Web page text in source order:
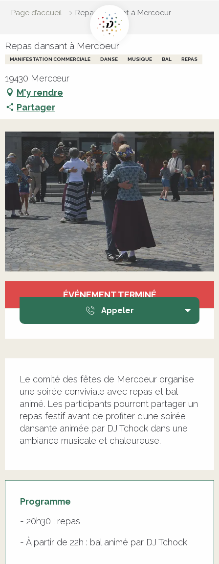
Page d’accueil Repas dansant à Mercoeur
Repas dansant à Mercoeur
MANIFESTATION COMMERCIALE DANSE MUSIQUE BAL REPAS
19430 Mercœur
M'y rendre
Partager
Ouverture et coordonnées
ÉVÉNEMENT TERMINÉ
Appeler
Le comité des fêtes de Mercoeur organise
une soirée conviviale avec repas et bal
animé. Les participants pourront partager un
repas festif avant de profiter d’une soirée
dansante animée par DJ Tchock dans une
ambiance musicale et chaleureuse.
Programme
- 20h30 : repas
- À partir de 22h : bal animé par DJ Tchock